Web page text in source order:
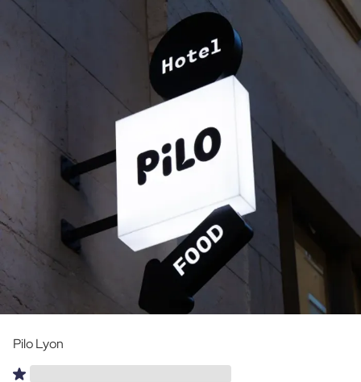
Pilo Lyon